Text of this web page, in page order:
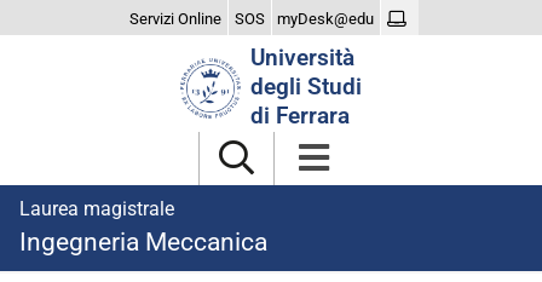
Servizi Online SOS myDesk@edu
Università
degli Studi
di Ferrara
Laurea magistrale
Ingegneria Meccanica